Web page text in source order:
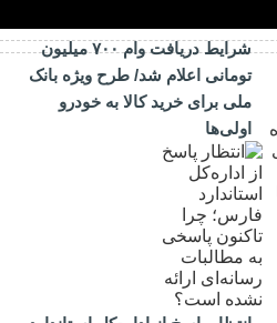
شرایط دریافت وام ۷۰۰ میلیون
تومانی اعلام شد/ طرح ویژه بانک
ملی برای خرید کالا به خودرو
اولی‌ها